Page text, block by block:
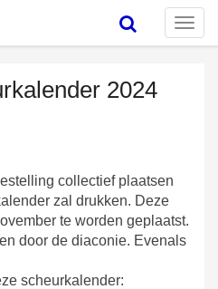
Toggle
2024
collectief plaatsen
zal drukken. Deze
te worden geplaatst.
door de diaconie. Evenals
scheurkalender: